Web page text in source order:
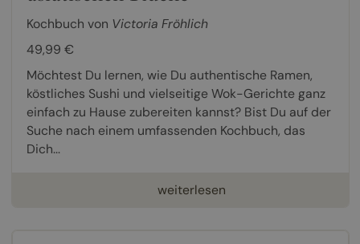
Kochbuch von Victoria Fröhlich
49,99 €
Möchtest Du lernen, wie Du authentische Ramen,
köstliches Sushi und vielseitige Wok-Gerichte ganz
einfach zu Hause zubereiten kannst? Bist Du auf der
Suche nach einem umfassenden Kochbuch, das
Dich...
weiterlesen